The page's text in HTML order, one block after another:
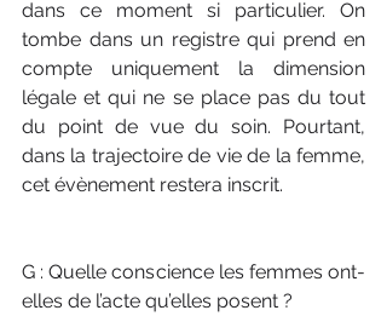
dans ce moment si particulier. On
tombe dans un registre qui prend en
compte uniquement la dimension
légale et qui ne se place pas du tout
du point de vue du soin. Pourtant,
dans la trajectoire de vie de la femme,
cet évènement restera inscrit.
G : Quelle conscience les femmes ont-
elles de l’acte qu’elles posent ?